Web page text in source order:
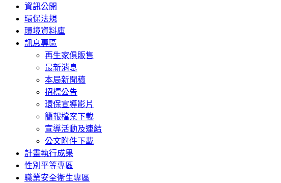
資訊公開
環保法規
環境資料庫
訊息專區
再生家俱販售
最新消息
本局新聞稿
招標公告
環保宣導影片
簡報檔案下載
宣導活動及連結
公文附件下載
計畫執行成果
性別平等專區
職業安全衛生專區